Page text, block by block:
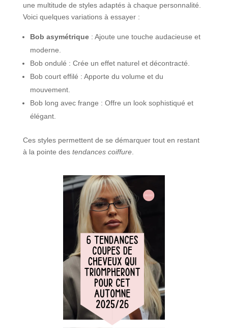
une multitude de styles adaptés à chaque personnalité.
Voici quelques variations à essayer :
Bob asymétrique: Ajoute une touche audacieuse et
moderne.
Bob ondulé : Crée un effet naturel et décontracté.
Bob court effilé : Apporte du volume et du
mouvement.
Bob long avec frange : Offre un look sophistiqué et
élégant.
Ces styles permettent de se démarquer tout en restant
à la pointe des tendances coiffure.